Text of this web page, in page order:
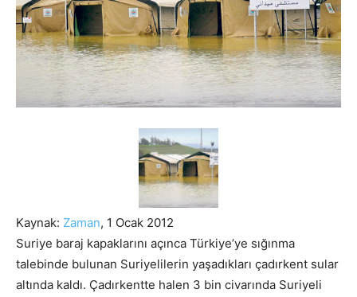
Kaynak: Zaman, 1 Ocak 2012
Suriye baraj kapaklarını açınca Türkiye’ye sığınma
talebinde bulunan Suriyelilerin yaşadıkları çadırkent sular
altında kaldı. Çadırkentte halen 3 bin civarında Suriyeli